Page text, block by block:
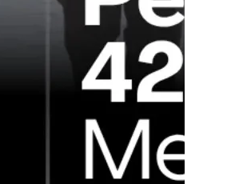
dilepas untuk
mengikuti Jambore
Nasional Gerakan
Pramuka ke XII
Sebuah kiriman
dibagikan oleh
Pemerintah Kota Cimahi
(@cimahikota) Lihat